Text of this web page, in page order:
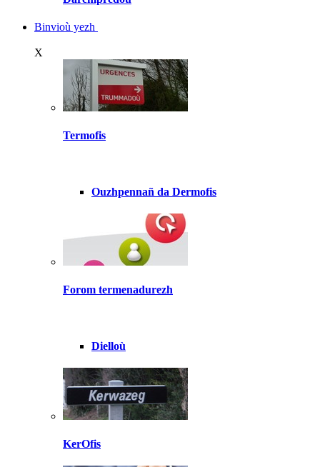
Binvioù yezh
X
Termofis
Ouzhpennañ da Dermofis
Forom termenadurezh
Dielloù
KerOfis